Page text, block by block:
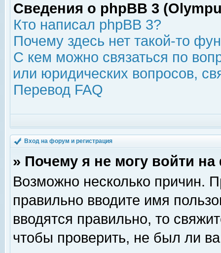
Сведения о phpBB 3
Кто написал phpBB 3?
Почему здесь нет такой-то
С кем можно связаться по
или юридических вопросов,
Перевод FAQ
Вход на форум и регистрация
» Почему я не могу войти
Возможно несколько причин.
правильно вводите имя
вводятся правильно, то
чтобы проверить, не был ли